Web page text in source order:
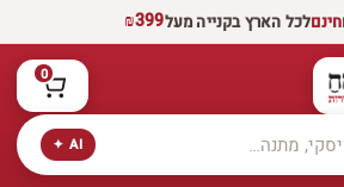
חינםלכל הארץ בקנייה מעל₪399
AI ✦
0